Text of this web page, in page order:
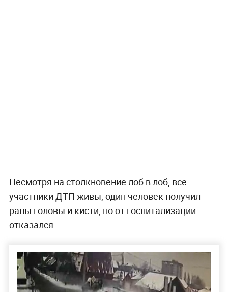
Несмотря на столкновение лоб в лоб, все
участники ДТП живы, один человек получил
раны головы и кисти, но от госпитализации
отказался.